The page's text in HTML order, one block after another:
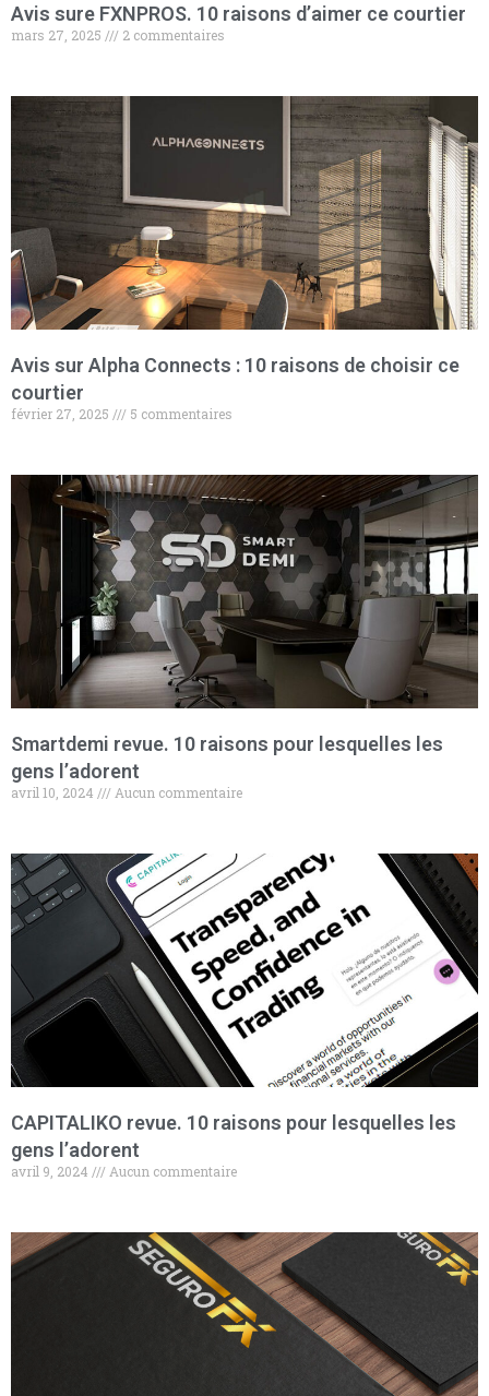
Avis sure FXNPROS. 10 raisons d’aimer ce courtier
mars 27, 2025 2 commentaires
Avis sur Alpha Connects : 10 raisons de choisir ce
courtier
février 27, 2025 5 commentaires
Smartdemi revue. 10 raisons pour lesquelles les
gens l’adorent
avril 10, 2024 Aucun commentaire
CAPITALIKO revue. 10 raisons pour lesquelles les
gens l’adorent
avril 9, 2024 Aucun commentaire